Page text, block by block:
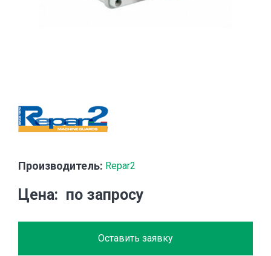
Производитель: Repar2
Цена по запросу
Оставить заявку